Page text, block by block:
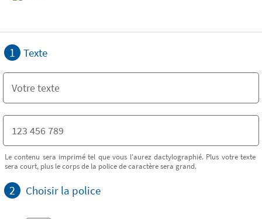
1 Texte
Le contenu sera imprimé tel que vous l'aurez dactylographié. Plus votre texte
sera court, plus le corps de la police de caractère sera grand.
2 Choisir la police